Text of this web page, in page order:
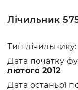
Лічильник
Тип лічильнику:
Дата початку
лютого 2012
Дата останьої